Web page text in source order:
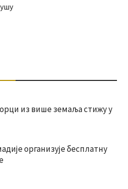
из више земаља стижу у
организује бесплатну